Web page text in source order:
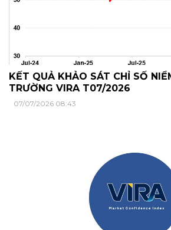
KẾT QUẢ KHẢO SÁT CHỈ SỐ
TRƯỜNG VIRA T07/2026
07/07/2026 08:43